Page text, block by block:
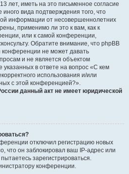
лет, иметь на это письменное согласие
вида подтверждения того, что
информации от несовершеннолетних
применимо ли это к вам, как к
или к самой конференции,
Обратите внимание, что phpBB
не может давать
и не является объектом
в ответе на вопрос «С кем
использования и/или
с этой конференцией?».
данный акт не имеет юридической
отключил регистрацию новых
что он заблокировал ваш IP-адрес или
зарегистрироваться.
конференции.